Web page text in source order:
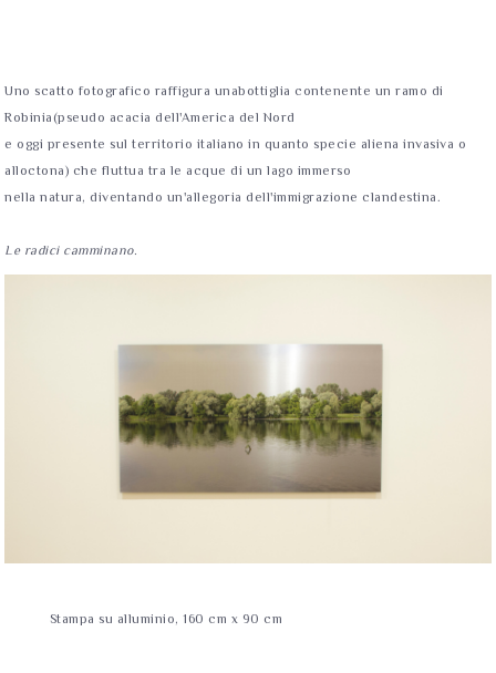
Uno scatto fotografico raffigura unabottiglia contenente un ramo di
Robinia(pseudo acacia dell'America del Nord
e oggi presente sul territorio italiano in quanto specie aliena invasiva o
alloctona) che fluttua tra le acque di un lago immerso
nella natura, diventando un'allegoria dell'immigrazione clandestina.
Le radici camminano.
Stampa su alluminio, 160 cm x 90 cm